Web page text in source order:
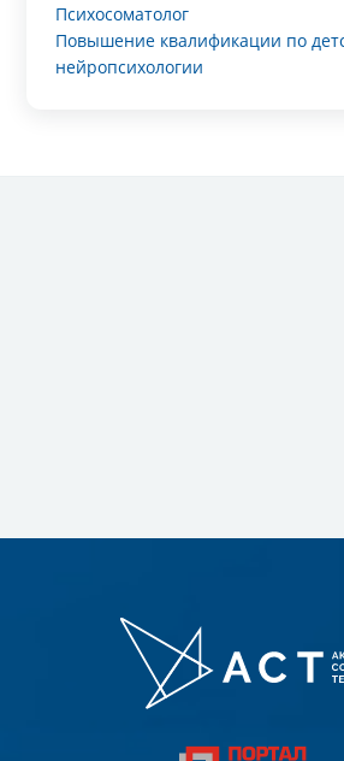
Психосоматолог
Повышение квалификации по
нейропсихологии